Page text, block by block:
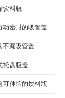
饮料瓶
动密封的吸管盖
不漏吸管盖
托盘瓶盖
可伸缩的饮料瓶